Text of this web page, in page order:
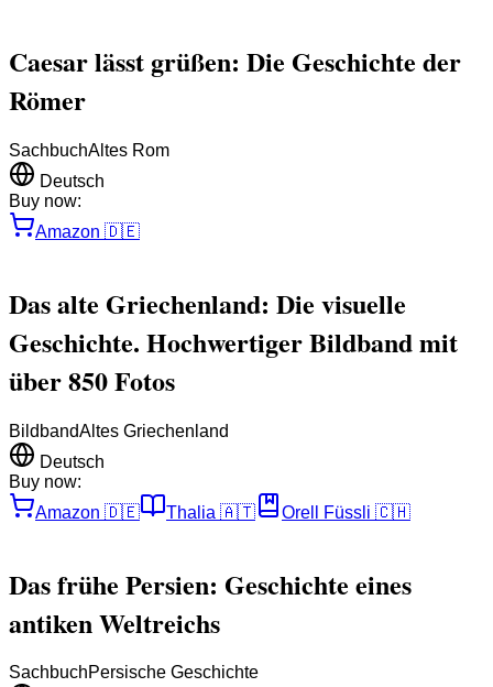
Caesar lässt grüßen: Die Geschichte der
Römer
SachbuchAltes Rom
Deutsch
Buy now:
Amazon 🇩🇪
Das alte Griechenland: Die visuelle
Geschichte. Hochwertiger Bildband mit
über 850 Fotos
BildbandAltes Griechenland
Deutsch
Buy now:
Amazon 🇩🇪 Thalia 🇦🇹 Orell Füssli 🇨🇭
Das frühe Persien: Geschichte eines
antiken Weltreichs
SachbuchPersische Geschichte